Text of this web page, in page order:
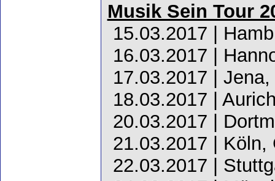
Musik Sein Tour
15.03.2017 |
16.03.2017 |
17.03.2017 |
18.03.2017 |
20.03.2017 |
21.03.2017 | Köln,
22.03.2017 |